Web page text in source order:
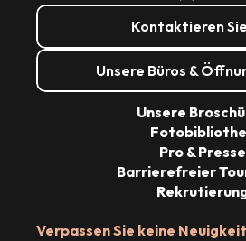
Kontaktieren
Unsere Büros &
Verpassen Sie keine
Unsere
Pro & Presse
Barrierefreier